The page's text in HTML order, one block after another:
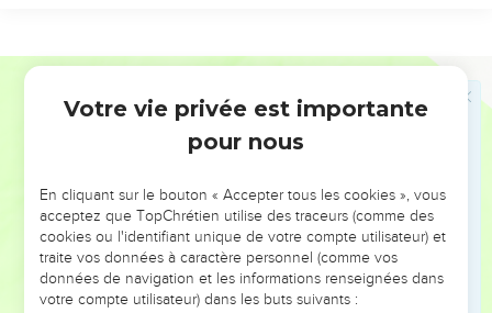
2 Chroniques 8
17 et 18
, c'est-à-dire après l'achèvement du temple et du palais.
notre auteur suppose la présence de Salomon en personne à
Etsion-Guéber.
Sur les noms propres, voir la note de1Rois 9.26
Votre vie privée est importante
pour nous
En cliquant sur le bouton « Accepter tous les cookies », vous
acceptez que TopChrétien utilise des traceurs (comme des
cookies ou l'identifiant unique de votre compte utilisateur) et
traite vos données à caractère personnel (comme vos
données de navigation et les informations renseignées dans
votre compte utilisateur) dans les buts suivants :